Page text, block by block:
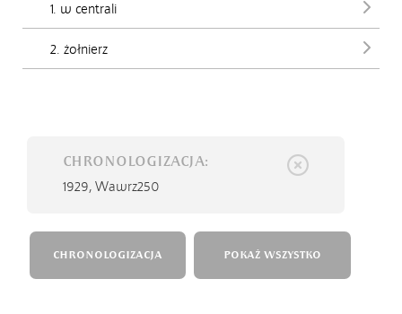
1. w centrali
2. żołnierz
CHRONOLOGIZACJA:
1929, Wawrz250
CHRONOLOGIZACJA POKAŻ WSZYSTKO